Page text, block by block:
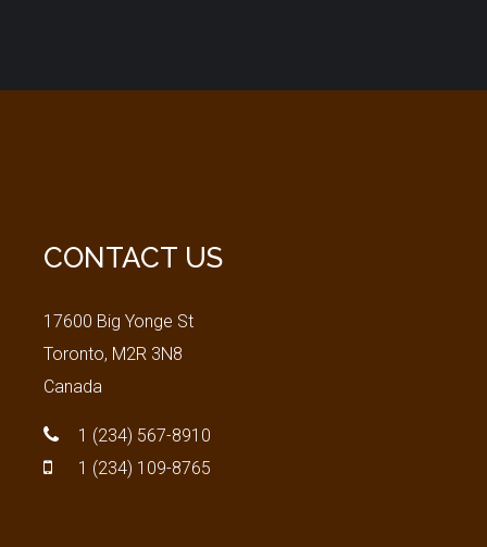
CONTACT US
17600 Big Yonge St
Toronto, M2R 3N8
Canada
1 (234) 567-8910
1 (234) 109-8765